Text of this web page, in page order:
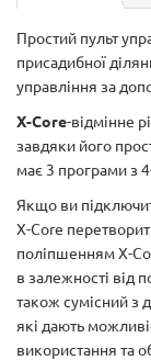
Простий пульт
присадибної
управління за
X-Core-відмінне
завдяки його
має 3 програми з
Якщо ви
X-Core
поліпшенням X-
в залежності від
також сумісний з
які дають
використання та